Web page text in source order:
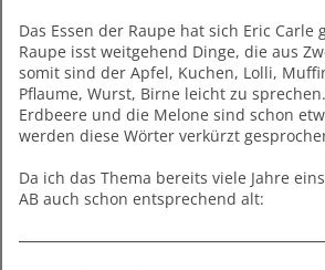
Das Essen der Raupe hat sich Eric Carle
Raupe isst weitgehend Dinge, die aus
somit sind der Apfel, Kuchen, Lolli,
Pflaume, Wurst, Birne leicht zu
Erdbeere und die Melone sind schon
werden diese Wörter verkürzt
Da ich das Thema bereits viele Jahre
AB auch schon entsprechend alt: